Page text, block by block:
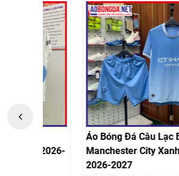
Áo Bóng Đá Câu Lạc Bộ
Manchester City Xanh Ngọc
2026-2027